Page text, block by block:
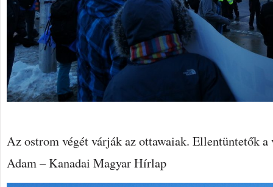
Az ostrom végét várják az ottawaiak. Ellentüntetők a
Adam – Kanadai Magyar Hírlap